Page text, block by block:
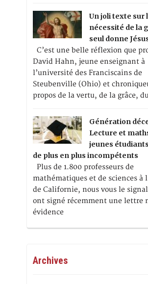
Un joli texte sur
nécessité de la
seul donne
C’est une belle réflexion que
David Hahn, jeune enseignant à
l’université des Franciscains de
Steubenville (Ohio) et
propos de la vertu, de la grâce,
Génération
Lecture et
jeunes étudiants
de plus en plus incompétents
Plus de 1.800 professeurs de
mathématiques et de sciences à
de Californie, nous vous le
ont signé récemment une lettre
évidence
Archives